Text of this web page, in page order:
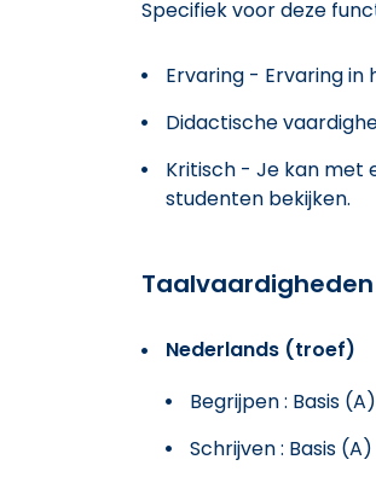
Specifiek voor deze
Ervaring - Ervaring in
Didactische
Kritisch - Je kan met
studenten bekijken.
Taalvaardigheden
Nederlands (troef)
Begrijpen : Basis (A)
Schrijven : Basis (A)